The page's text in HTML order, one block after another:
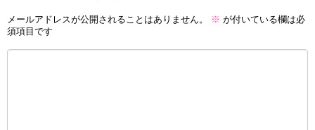
メールアドレスが公開されることはありません。 ※ が付いている欄は必
須項目です